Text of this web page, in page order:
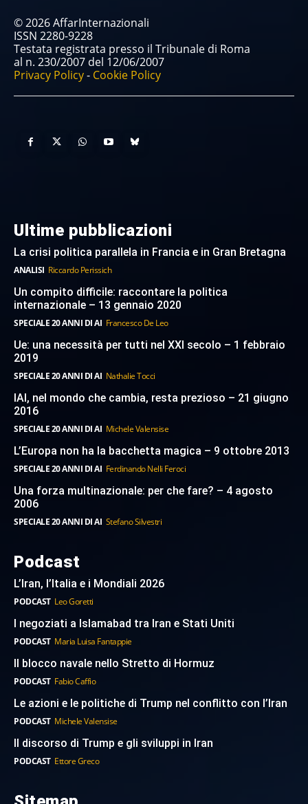
© 2026 AffarInternazionali
ISSN 2280-9228
Testata registrata presso il Tribunale di Roma
al n. 230/2007 del 12/06/2007
Privacy Policy- Cookie Policy
Ultime pubblicazioni
La crisi politica parallela in Francia e in Gran Bretagna
ANALISI Riccardo Perissich
Un compito difficile: raccontare la politica
internazionale – 13 gennaio 2020
SPECIALE 20 ANNI DI AI Francesco De Leo
Ue: una necessità per tutti nel XXI secolo – 1 febbraio
2019
SPECIALE 20 ANNI DI AI Nathalie Tocci
IAI, nel mondo che cambia, resta prezioso – 21 giugno
2016
SPECIALE 20 ANNI DI AI Michele Valensise
L’Europa non ha la bacchetta magica – 9 ottobre 2013
SPECIALE 20 ANNI DI AI Ferdinando Nelli Feroci
Una forza multinazionale: per che fare? – 4 agosto
2006
SPECIALE 20 ANNI DI AI Stefano Silvestri
Podcast
L’Iran, l’Italia e i Mondiali 2026
PODCAST Leo Goretti
I negoziati a Islamabad tra Iran e Stati Uniti
PODCAST Maria Luisa Fantappie
Il blocco navale nello Stretto di Hormuz
PODCAST Fabio Caffio
Le azioni e le politiche di Trump nel conflitto con l’Iran
PODCAST Michele Valensise
Il discorso di Trump e gli sviluppi in Iran
PODCAST Ettore Greco